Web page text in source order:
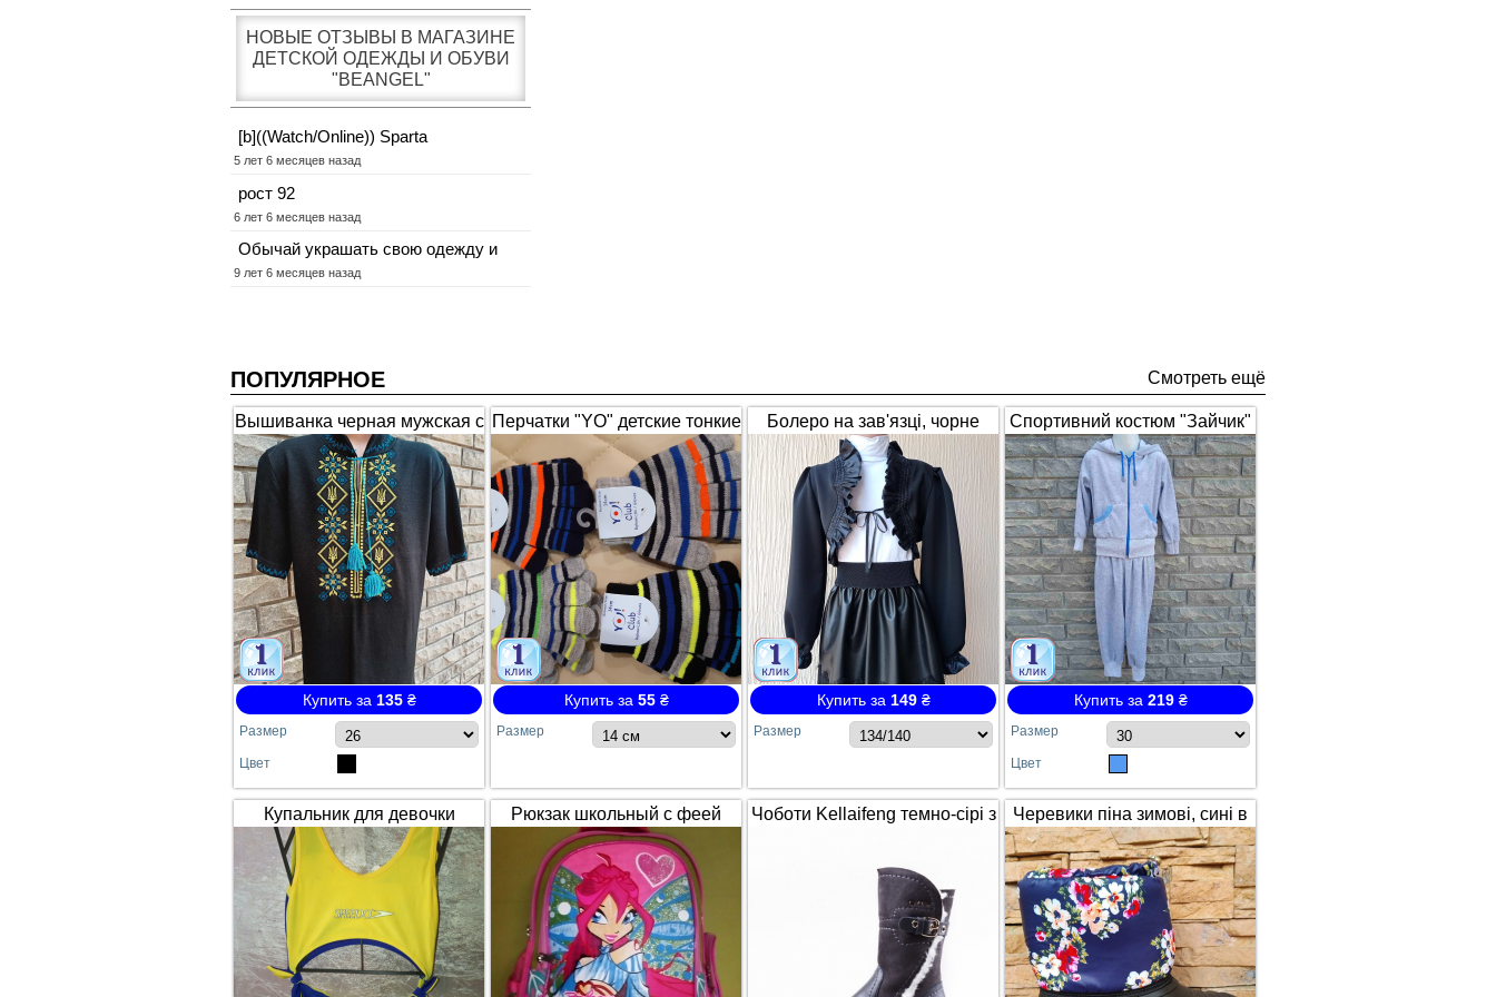
НОВЫЕ ОТЗЫВЫ В МАГАЗИНЕ
ДЕТСКОЙ ОДЕЖДЫ И ОБУВИ
"BEANGEL"
[b]((Watch/Online)) Sparta
5 лет 6 месяцев назад
рост 92
6 лет 6 месяцев назад
Обычай украшать свою одежду и
9 лет 6 месяцев назад
ПОПУЛЯРНОЕ Смотреть ещё
Вышиванка черная мужская с
коротким рукавом "Гербы"
Купить за 135₴
Размер
Цвет
Перчатки "YO" детские тонкие
полосатые
Купить за 55₴
Размер
Болеро на зав'язці, чорне
(1653)
Купить за 149₴
Размер
Спортивний костюм "Зайчик"
з вушками, сірий з синім 1672
(арт.326)
Купить за 219₴
Размер
Цвет
Купальник для девочки
SPEEDO жёлто-синий
сдельный №64
Рюкзак школьный с феей
Winx / Винкс
Чоботи Kellaifeng темно-сірі з
Черевики піна зимові, сині в
квітах